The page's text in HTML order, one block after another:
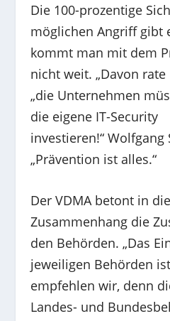
Die 100-prozentige
möglichen Angriff gibt
kommt man mit dem
nicht weit. „Davon rate
„die Unternehmen
die eigene IT-Security
investieren!“ Wolfgang
„Prävention ist alles.“
Der VDMA betont in
Zusammenhang die
den Behörden. „Das
jeweiligen Behörden
empfehlen wir, denn
Landes- und